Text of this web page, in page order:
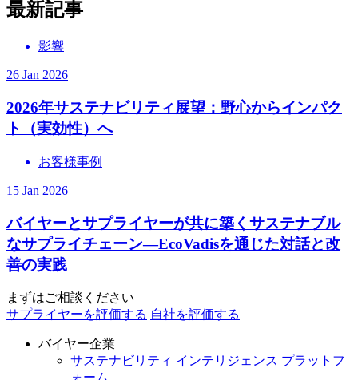
最新記事
影響
26 Jan 2026
2026年サステナビリティ展望：野心からインパク
ト（実効性）へ
お客様事例
15 Jan 2026
バイヤーとサプライヤーが共に築くサステナブル
なサプライチェーン―EcoVadisを通じた対話と改
善の実践
まずはご相談ください
サプライヤーを評価する 自社を評価する
バイヤー企業
サステナビリティ インテリジェンス プラットフ